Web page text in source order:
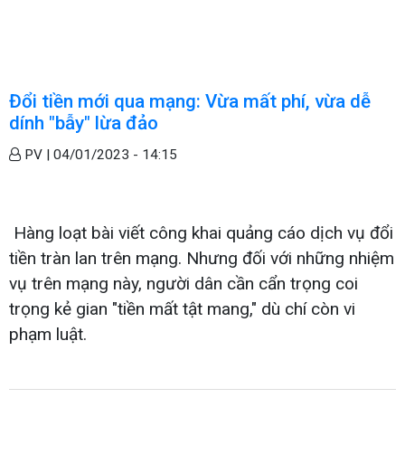
Đổi tiền mới qua mạng: Vừa mất phí, vừa dễ
dính "bẫy" lừa đảo
PV | 04/01/2023 - 14:15
Hàng loạt bài viết công khai quảng cáo dịch vụ đổi
tiền tràn lan trên mạng. Nhưng đối với những nhiệm
vụ trên mạng này, người dân cần cẩn trọng coi
trọng kẻ gian "tiền mất tật mang," dù chí còn vi
phạm luật.